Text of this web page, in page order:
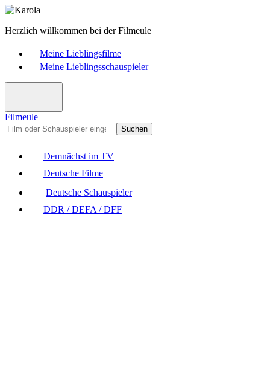
Herzlich willkommen bei der Filmeule
Meine Lieblingsfilme
Meine Lieblingsschauspieler
Filmeule
Suchen
Demnächst im TV
Deutsche Filme
Deutsche Schauspieler
DDR / DEFA / DFF